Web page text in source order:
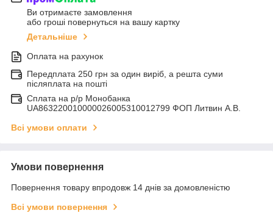
Ви отримаєте замовлення
або гроші повернуться на вашу картку
Детальніше
Оплата на рахунок
Передплата 250 грн за один виріб, а решта суми
післяплата на пошті
Сплата на р/р Монобанка
UA863220010000026005310012799 ФОП Литвин А.В.
Всі умови оплати
Умови повернення
Повернення товару впродовж 14 днів за домовленістю
Всі умови повернення